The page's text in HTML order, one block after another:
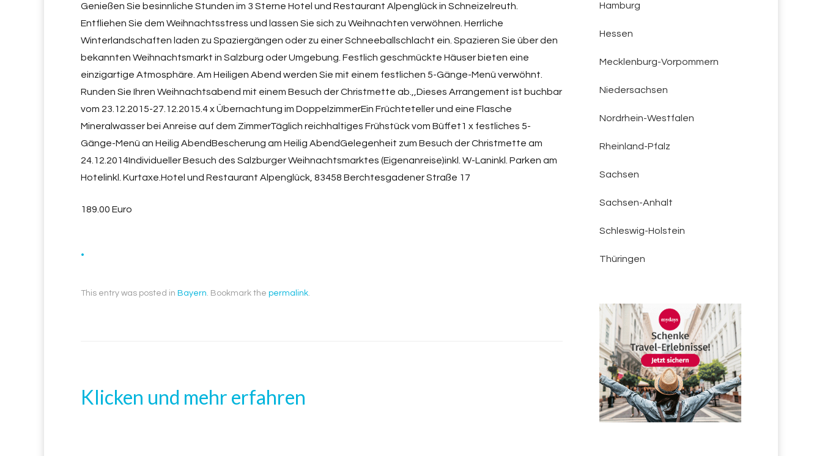
Genießen Sie besinnliche Stunden im 3 Sterne Hotel und Restaurant Alpenglück in Schneizelreuth.
Entfliehen Sie dem Weihnachtsstress und lassen Sie sich zu Weihnachten verwöhnen. Herrliche
Winterlandschaften laden zu Spaziergängen oder zu einer Schneeballschlacht ein. Spazieren Sie über den
bekannten Weihnachtsmarkt in Salzburg oder Umgebung. Festlich geschmückte Häuser bieten eine
einzigartige Atmosphäre. Am Heiligen Abend werden Sie mit einem festlichen 5-Gänge-Menü verwöhnt.
Runden Sie Ihren Weihnachtsabend mit einem Besuch der Christmette ab.,,Dieses Arrangement ist buchbar
vom 23.12.2015-27.12.2015.4 x Übernachtung im DoppelzimmerEin Früchteteller und eine Flasche
Mineralwasser bei Anreise auf dem ZimmerTäglich reichhaltiges Frühstück vom Büffet1 x festliches 5-
Gänge-Menü an Heilig AbendBescherung am Heilig AbendGelegenheit zum Besuch der Christmette am
24.12.2014Individueller Besuch des Salzburger Weihnachtsmarktes (Eigenanreise)inkl. W-Laninkl. Parken am
Hotelinkl. Kurtaxe.Hotel und Restaurant Alpenglück, 83458 Berchtesgadener Straße 17
189.00 Euro
.
This entry was posted in Bayern. Bookmark the permalink.
Klicken und mehr erfahren
Hamburg
Hessen
Mecklenburg-Vorpommern
Niedersachsen
Nordrhein-Westfalen
Rheinland-Pfalz
Sachsen
Sachsen-Anhalt
Schleswig-Holstein
Thüringen